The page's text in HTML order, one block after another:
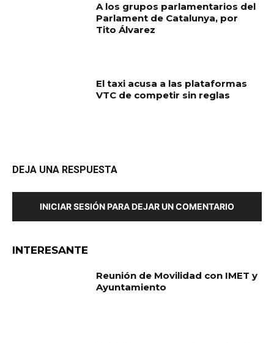
A los grupos parlamentarios del
Parlament de Catalunya, por
Tito Álvarez
El taxi acusa a las plataformas
VTC de competir sin reglas
DEJA UNA RESPUESTA
INICIAR SESIÓN PARA DEJAR UN COMENTARIO
INTERESANTE
Reunión de Movilidad con IMET y
Ayuntamiento